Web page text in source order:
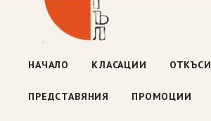
НАЧАЛО КЛАСАЦИИ ОТКЪСИ
ПРЕДСТАВЯНИЯ ПРОМОЦИИ